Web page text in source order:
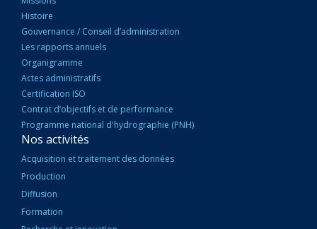
Histoire
Gouvernance / Conseil d’administration
Les rapports annuels
Organigramme
Actes administratifs
Certification ISO
Contrat d’objectifs et de performance
Programme national d'hydrographie (PNH)
Nos activités
Acquisition et traitement des données
Production
Diffusion
Formation